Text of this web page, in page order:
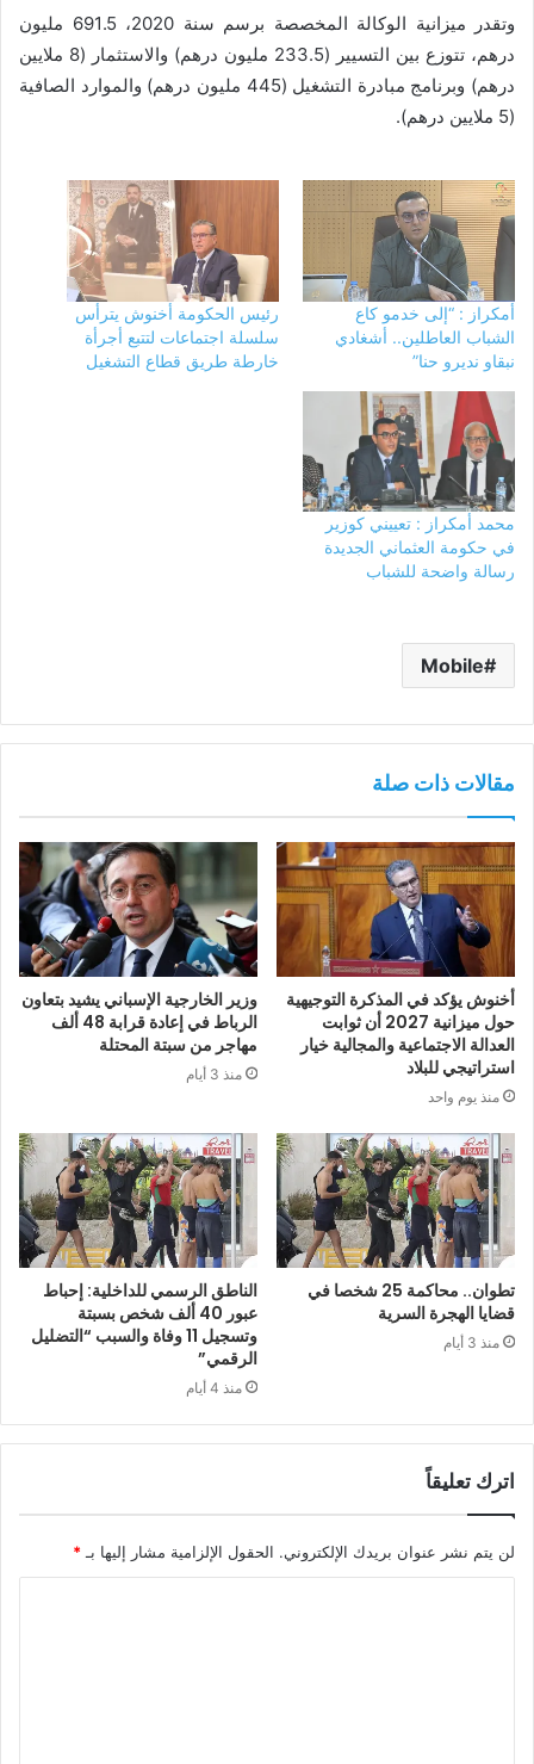
وتقدر ميزانية الوكالة المخصصة برسم سنة 2020، 691.5 مليون
درهم، تتوزع بين التسيير (233.5 مليون درهم) والاستثمار (8 ملايين
درهم) وبرنامج مبادرة التشغيل (445 مليون درهم) والموارد الصافية
(5 ملايين درهم).
أمكراز : “إلى خدمو كاع
الشباب العاطلين.. أشغادي
نبقاو نديرو حنا”
رئيس الحكومة أخنوش يترأس
سلسلة اجتماعات لتتبع أجرأة
خارطة طريق قطاع التشغيل
محمد أمكراز : تعييني كوزير
في حكومة العثماني الجديدة
رسالة واضحة للشباب
Mobile
مقالات ذات صلة
أخنوش يؤكد في المذكرة التوجيهية
حول ميزانية 2027 أن ثوابت
العدالة الاجتماعية والمجالية خيار
استراتيجي للبلاد
منذ يوم واحد
وزير الخارجية الإسباني يشيد بتعاون
الرباط في إعادة قرابة 48 ألف
مهاجر من سبتة المحتلة
منذ 3 أيام
تطوان.. محاكمة 25 شخصا في
قضايا الهجرة السرية
منذ 3 أيام
الناطق الرسمي للداخلية: إحباط
عبور 40 ألف شخص بسبتة
وتسجيل 11 وفاة والسبب “التضليل
الرقمي”
منذ 4 أيام
اترك تعليقاً
لن يتم نشر عنوان بريدك الإلكتروني. الحقول الإلزامية مشار إليها بـ *